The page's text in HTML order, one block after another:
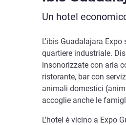
Un hotel
L'ibis Guadalajara
quartiere industriale.
insonorizzate con aria
ristorante, bar con
animali domestici
accoglie anche le
L'hotel è vicino a Expo